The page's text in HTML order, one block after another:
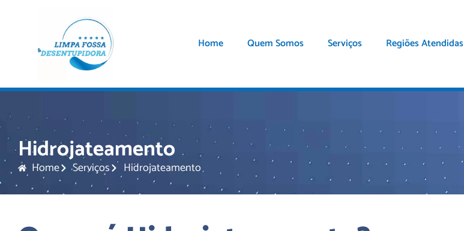
Home Quem Somos Serviços Regiões Atendidas
Hidrojateamento
Home Serviços Hidrojateamento